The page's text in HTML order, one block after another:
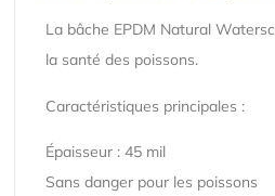
La bâche EPDM Natural
la santé des poissons.
Caractéristiques principales :
Épaisseur : 45 mil
Sans danger pour les poissons